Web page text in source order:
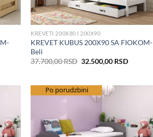
KREVETI 200X80 I 200X90
KREVET KUBUS 200X90 SA FIOKOM-
Beli
37.700,00RSD Originalna
37.700,00 RSD.
32.500,00 RSDTrenutna
besplatna dostava
Po porudzbini
Add to Wishlist